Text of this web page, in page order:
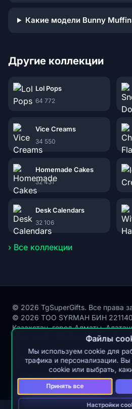
Какие модели Bunny
Другие коллекции
Lol Pops
64 772
Vice Creams
34 550
Homemade Cakes
32 431
Desk Calendars
32 106
› Все коллекции
© 2026 TgSuperGifts. Все права
© 2026 ТОО SYRMAH БИН
Казахстан, город Алматы,
Микрорайон Акбулак, улица
почтовый индекс 050000
Публичная оферта
Согласие на обработку
Политика защиты и обработки
Файлы
Мы используем cookie для
трафика и персонализации.
cookie или выбрать,
Принять все
Настройки